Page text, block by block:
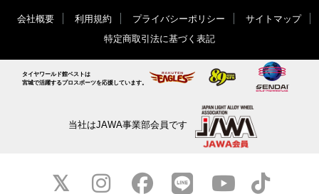
会社概要 利用規約 プライバシーポリシー
サイトマップ
特定商取引法に基づく表記
タイヤワールド館ベストは
宮城で活躍するプロスポーツを応援しています。
当社はJAWA事業部会員です